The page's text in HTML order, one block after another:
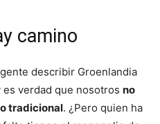
camino
describir Groenlandia
verdad que nosotros no
tradicional. ¿Pero quien ha